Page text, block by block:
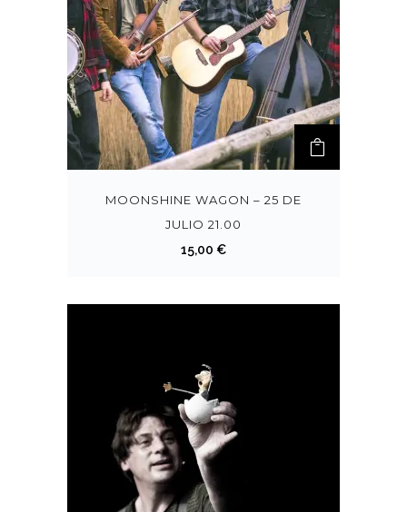
MOONSHINE WAGON – 25 DE
JULIO 21.00
15,00 €